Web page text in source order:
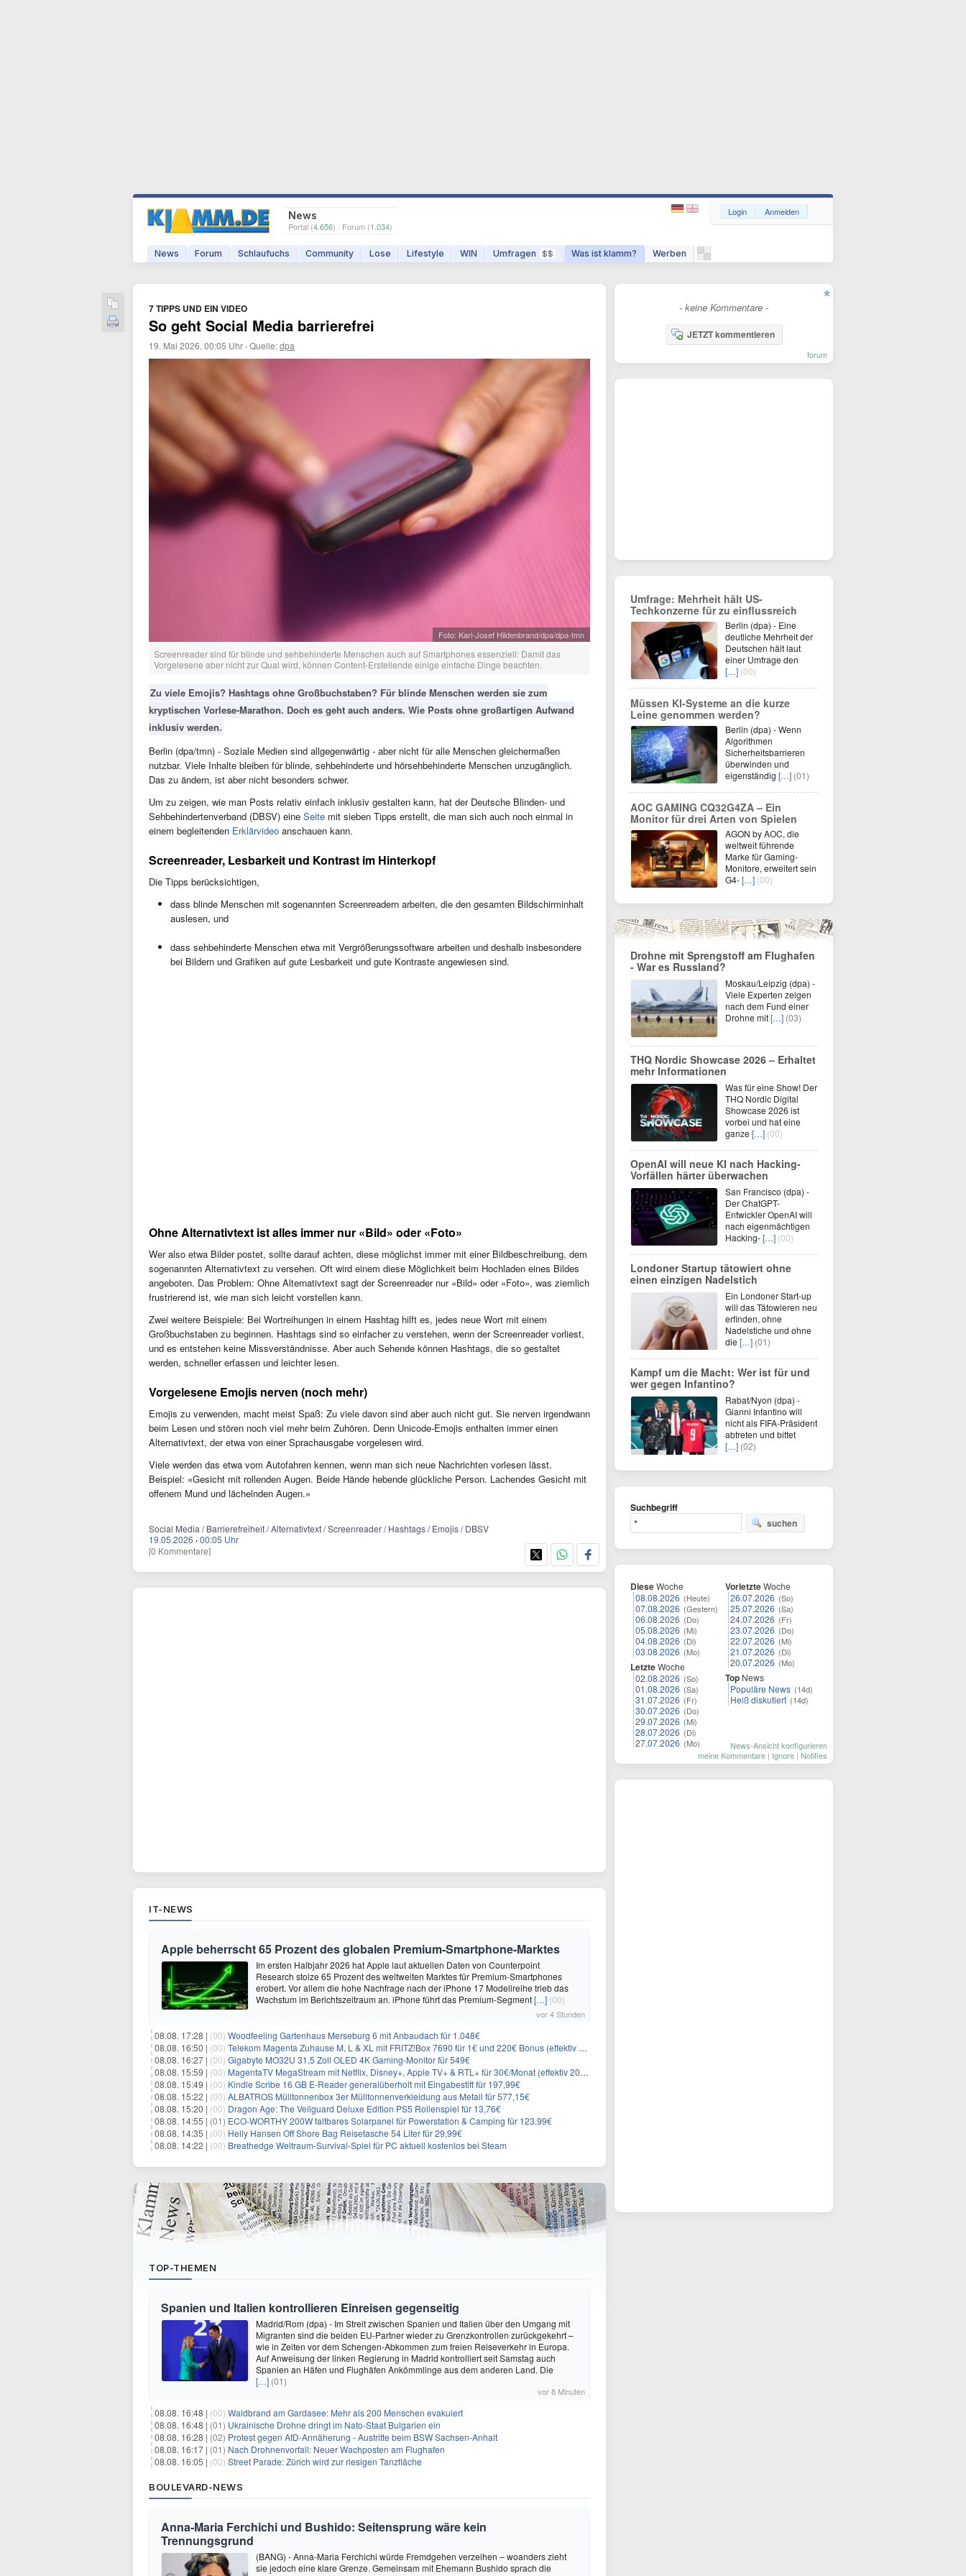
News
Portal (4.656) · Forum (1.034)
News Forum Schlaufuchs Community Lose Lifestyle WIN Umfragen $$ Was ist klamm? Werben
Login Anmelden
7 TIPPS UND EIN VIDEO
So geht Social Media barrierefrei
19. Mai 2026, 00:05 Uhr ·Quelle:dpa
Foto: Karl-Josef Hildenbrand/dpa/dpa-tmn
Screenreader sind für blinde und sehbehinderte Menschen auch auf Smartphones essenziell: Damit das
Vorgelesene aber nicht zur Qual wird, können Content-Erstellende einige einfache Dinge beachten.
Zu viele Emojis? Hashtags ohne Großbuchstaben? Für blinde Menschen werden sie zum
kryptischen Vorlese-Marathon. Doch es geht auch anders. Wie Posts ohne großartigen Aufwand
inklusiv werden.
Berlin (dpa/tmn) - Soziale Medien sind allgegenwärtig - aber nicht für alle Menschen gleichermaßen
nutzbar. Viele Inhalte bleiben für blinde, sehbehinderte und hörsehbehinderte Menschen unzugänglich.
Das zu ändern, ist aber nicht besonders schwer.
Um zu zeigen, wie man Posts relativ einfach inklusiv gestalten kann, hat der Deutsche Blinden- und
Sehbehindertenverband (DBSV) eine Seite mit sieben Tipps erstellt, die man sich auch noch einmal in
einem begleitenden Erklärvideo anschauen kann.
Screenreader, Lesbarkeit und Kontrast im Hinterkopf
Die Tipps berücksichtigen,
dass blinde Menschen mit sogenannten Screenreadern arbeiten, die den gesamten Bildschirminhalt
auslesen, und
dass sehbehinderte Menschen etwa mit Vergrößerungssoftware arbeiten und deshalb insbesondere
bei Bildern und Grafiken auf gute Lesbarkeit und gute Kontraste angewiesen sind.
Ohne Alternativtext ist alles immer nur «Bild» oder «Foto»
Wer also etwa Bilder postet, sollte darauf achten, diese möglichst immer mit einer Bildbeschreibung, dem
sogenannten Alternativtext zu versehen. Oft wird einem diese Möglichkeit beim Hochladen eines Bildes
angeboten. Das Problem: Ohne Alternativtext sagt der Screenreader nur «Bild» oder «Foto», was ziemlich
frustrierend ist, wie man sich leicht vorstellen kann.
Zwei weitere Beispiele: Bei Wortreihungen in einem Hashtag hilft es, jedes neue Wort mit einem
Großbuchstaben zu beginnen. Hashtags sind so einfacher zu verstehen, wenn der Screenreader vorliest,
und es entstehen keine Missverständnisse. Aber auch Sehende können Hashtags, die so gestaltet
werden, schneller erfassen und leichter lesen.
Vorgelesene Emojis nerven (noch mehr)
Emojis zu verwenden, macht meist Spaß: Zu viele davon sind aber auch nicht gut. Sie nerven irgendwann
beim Lesen und stören noch viel mehr beim Zuhören. Denn Unicode-Emojis enthalten immer einen
Alternativtext, der etwa von einer Sprachausgabe vorgelesen wird.
Viele werden das etwa vom Autofahren kennen, wenn man sich neue Nachrichten vorlesen lässt.
Beispiel: «Gesicht mit rollenden Augen. Beide Hände hebende glückliche Person. Lachendes Gesicht mit
offenem Mund und lächelnden Augen.»
Social Media / Barrierefreiheit / Alternativtext / Screenreader / Hashtags / Emojis / DBSV
19.05.2026 ·00:05 Uhr
[0 Kommentare]
IT-NEWS
Apple beherrscht 65 Prozent des globalen Premium-Smartphone-Marktes
Im ersten Halbjahr 2026 hat Apple laut aktuellen Daten von Counterpoint
Research stolze 65 Prozent des weltweiten Marktes für Premium-Smartphones
erobert. Vor allem die hohe Nachfrage nach der iPhone 17 Modellreihe trieb das
Wachstum im Berichtszeitraum an. iPhone führt das Premium-Segment[…] (00)
vor 4 Stunden
08.08. 17:28 | (00) Woodfeeling Gartenhaus Merseburg 6 mit Anbaudach für 1.048€
08.08. 16:50 | (00) Telekom Magenta Zuhause M, L & XL mit FRITZ!Box 7690 für 1€ und 220€ Bonus (effektiv ab 19,74€/Monat)
08.08. 16:27 | (00) Gigabyte MO32U 31,5 Zoll OLED 4K Gaming-Monitor für 549€
08.08. 15:59 | (00) MagentaTV MegaStream mit Netflix, Disney+, Apple TV+ & RTL+ für 30€/Monat (effektiv 20,83€/Monat)
08.08. 15:49 | (00) Kindle Scribe 16 GB E-Reader generalüberholt mit Eingabestift für 197,99€
08.08. 15:22 | (00) ALBATROS Mülltonnenbox 3er Mülltonnenverkleidung aus Metall für 577,15€
08.08. 15:20 | (00) Dragon Age: The Veilguard Deluxe Edition PS5 Rollenspiel für 13,76€
08.08. 14:55 | (01) ECO-WORTHY 200W faltbares Solarpanel für Powerstation & Camping für 123,99€
08.08. 14:35 | (00) Helly Hansen Off Shore Bag Reisetasche 54 Liter für 29,99€
08.08. 14:22 | (00) Breathedge Weltraum-Survival-Spiel für PC aktuell kostenlos bei Steam
TOP-THEMEN
Spanien und Italien kontrollieren Einreisen gegenseitig
Madrid/Rom (dpa) - Im Streit zwischen Spanien und Italien über den Umgang mit
Migranten sind die beiden EU-Partner wieder zu Grenzkontrollen zurückgekehrt –
wie in Zeiten vor dem Schengen-Abkommen zum freien Reiseverkehr in Europa.
Auf Anweisung der linken Regierung in Madrid kontrolliert seit Samstag auch
Spanien an Häfen und Flughäfen Ankömmlinge aus dem anderen Land. Die
[…] (01)
vor 8 Minuten
08.08. 16:48 | (00) Waldbrand am Gardasee: Mehr als 200 Menschen evakuiert
08.08. 16:48 | (01) Ukrainische Drohne dringt im Nato-Staat Bulgarien ein
08.08. 16:28 | (02) Protest gegen AfD-Annäherung - Austritte beim BSW Sachsen-Anhalt
08.08. 16:17 | (01) Nach Drohnenvorfall: Neuer Wachposten am Flughafen
08.08. 16:05 | (00) Street Parade: Zürich wird zur riesigen Tanzfläche
BOULEVARD-NEWS
Anna-Maria Ferchichi und Bushido: Seitensprung wäre kein
Trennungsgrund
(BANG) - Anna-Maria Ferchichi würde Fremdgehen verzeihen – woanders zieht
sie jedoch eine klare Grenze. Gemeinsam mit Ehemann Bushido sprach die
- keine Kommentare -
JETZT kommentieren
forum
Umfrage: Mehrheit hält US-
Techkonzerne für zu einflussreich
Berlin (dpa) - Eine
deutliche Mehrheit der
Deutschen hält laut
einer Umfrage den
[…] (00)
Müssen KI-Systeme an die kurze
Leine genommen werden?
Berlin (dpa) - Wenn
Algorithmen
Sicherheitsbarrieren
überwinden und
eigenständig […] (01)
AOC GAMING CQ32G4ZA – Ein
Monitor für drei Arten von Spielen
AGON by AOC, die
weltweit führende
Marke für Gaming-
Monitore, erweitert sein
G4-[…] (00)
Drohne mit Sprengstoff am Flughafen
- War es Russland?
Moskau/Leipzig (dpa) -
Viele Experten zeigen
nach dem Fund einer
Drohne mit[…] (03)
THQ Nordic Showcase 2026 – Erhaltet
mehr Informationen
Was für eine Show! Der
THQ Nordic Digital
Showcase 2026 ist
vorbei und hat eine
ganze […] (00)
OpenAI will neue KI nach Hacking-
Vorfällen härter überwachen
San Francisco (dpa) -
Der ChatGPT-
Entwickler OpenAI will
nach eigenmächtigen
Hacking-[…] (00)
Londoner Startup tätowiert ohne
einen einzigen Nadelstich
Ein Londoner Start-up
will das Tätowieren neu
erfinden, ohne
Nadelstiche und ohne
die […] (01)
Kampf um die Macht: Wer ist für und
wer gegen Infantino?
Rabat/Nyon (dpa) -
Gianni Infantino will
nicht als FIFA-Präsident
abtreten und bittet
[…] (02)
Suchbegriff
suchen
DieseWoche
08.08.2026 (Heute)
07.08.2026 (Gestern)
06.08.2026 (Do)
05.08.2026 (Mi)
04.08.2026 (Di)
03.08.2026 (Mo)
LetzteWoche
02.08.2026 (So)
01.08.2026 (Sa)
31.07.2026 (Fr)
30.07.2026 (Do)
29.07.2026 (Mi)
28.07.2026 (Di)
27.07.2026 (Mo)
VorletzteWoche
26.07.2026 (So)
25.07.2026 (Sa)
24.07.2026 (Fr)
23.07.2026 (Do)
22.07.2026 (Mi)
21.07.2026 (Di)
20.07.2026 (Mo)
Top News
Populäre News (14d)
Heiß diskutiert (14d)
News-Ansicht konfigurieren
meine Kommentare | Ignore | Notifies